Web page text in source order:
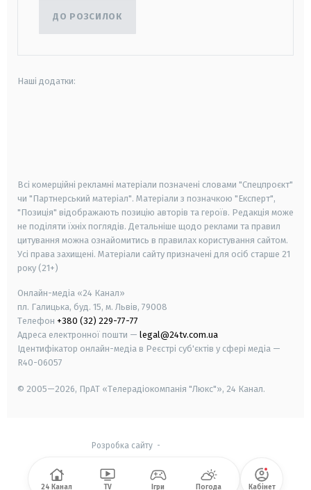
ДО РОЗСИЛОК
Наші додатки:
Всі комерційні рекламні матеріали позначені словами "Спецпроєкт"
чи "Партнерський матеріал". Матеріали з позначкою "Експерт",
"Позиція" відображають позицію авторів та героїв. Редакція може
не поділяти їхніх поглядів. Детальніше щодо реклами та правил
цитування можна ознайомитись в правилах користування сайтом.
Усі права захищені. Матеріали сайту призначені для осіб старше 21
року (21+)
Онлайн-медіа «24 Канал»
пл. Галицька, буд. 15, м. Львів, 79008
Телефон +380 (32) 229-77-77
Адреса електронної пошти — legal@24tv.com.ua
Ідентифікатор онлайн-медіа в Реєстрі суб'єктів у сфері медіа —
R40-06057
© 2005—2026, ПрАТ «Телерадіокомпанія "Люкс"», 24 Канал.
Розробка сайту-
24 Канал TV Ігри Погода Кабінет